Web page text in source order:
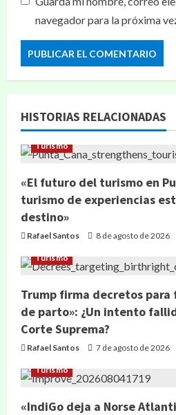
navegador para la próxima
HISTORIAS RELACIONADAS
Turismo
«El futuro del turismo en
turismo de experiencias
destino»
Rafael Santos 8 de agosto de 2026
Turismo
Trump firma decretos
de parto»: ¿Un intento
Corte Suprema?
Rafael Santos 7 de agosto de 2026
Turismo
«IndiGo deja a Norse